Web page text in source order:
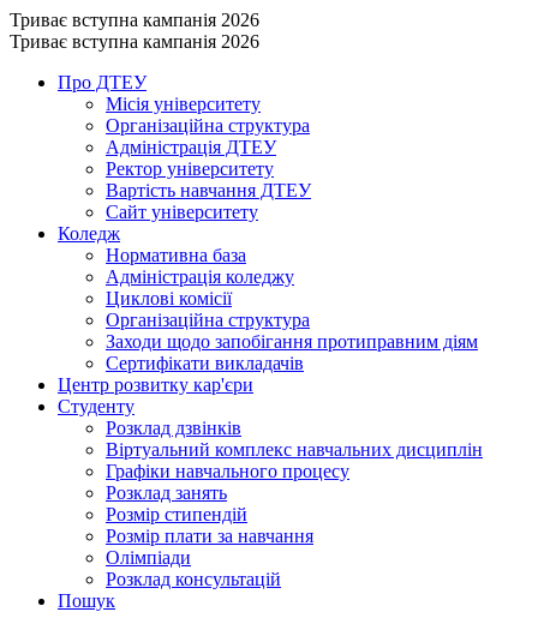
Триває вступна кампанія 2026
Триває вступна кампанія 2026
Про ДТЕУ
Місія університету
Організаційна структура
Адміністрація ДТЕУ
Ректор університету
Вартість навчання ДТЕУ
Сайт університету
Коледж
Нормативна база
Адміністрація коледжу
Циклові комісії
Організаційна структура
Заходи щодо запобігання протиправним діям
Сертифікати викладачів
Центр розвитку кар'єри
Студенту
Розклад дзвінків
Віртуальний комплекс навчальних дисциплін
Графіки навчального процесу
Розклад занять
Розмір стипендій
Розмір плати за навчання
Олімпіади
Розклад консультацій
Пошук